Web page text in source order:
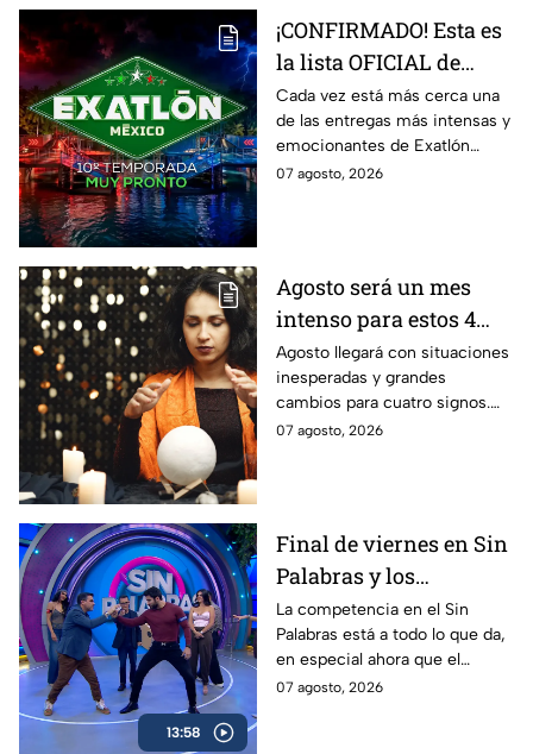
¡CONFIRMADO! Esta es
la lista OFICIAL de
todos los atletas que
estarán en la décima
temporada de Exatlón
México
Cada vez está más cerca una
de las entregas más intensas y
emocionantes de Exatlón
México.
07 agosto, 2026
Agosto será un mes
intenso para estos 4
signos del zodiaco
Agosto llegará con situaciones
inesperadas y grandes
cambios para cuatro signos.
Aunque el mes será intenso,
07 agosto, 2026
13:58
Final de viernes en Sin
Palabras y los
conductores lo dieron
todo por la victoria
La competencia en el Sin
Palabras está a todo lo que da,
en especial ahora que el
Pueblo lleva una ventaja
07 agosto, 2026